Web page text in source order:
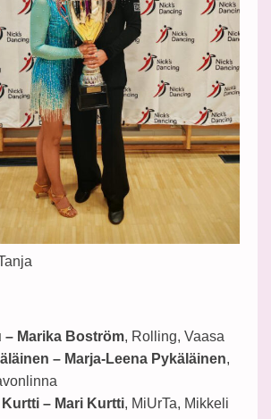
– Marika Boström, Rolling, Vaasa
– Marja-Leena Pykäläinen,
Kurtti – Mari Kurtti, MiUrTa, Mikkeli